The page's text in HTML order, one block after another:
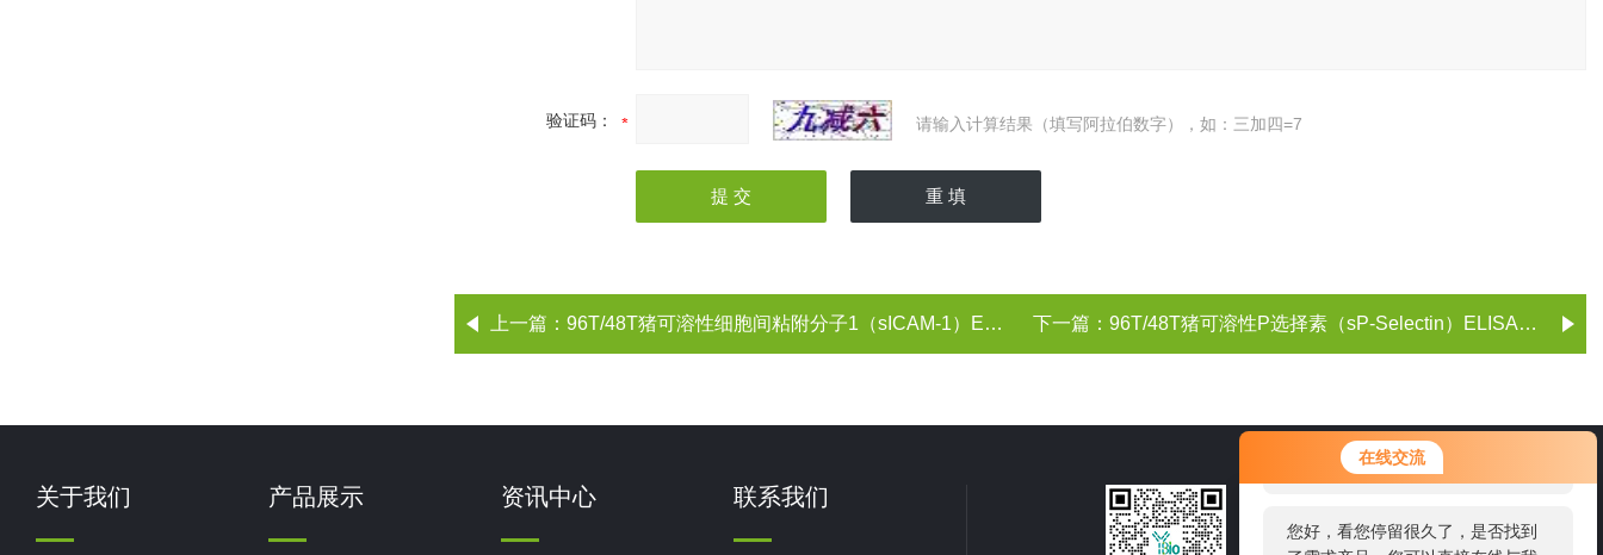
在线交流
您好！欢迎前来咨询，很高兴为您
服务，请问您要咨询什么问题呢？
您好，看您停留很久了，是否找到
验证码： 请输入计算结果（填写阿拉伯数字），如：三加四=7
上一篇： 96T/48T猪可溶性细胞间粘附分子1（sICAM-1）ELISA试剂盒 下一篇： 96T/48T猪可溶性P选择素（sP-Selectin）ELISA试剂盒
关于我们 产品展示 资讯中心 联系我们